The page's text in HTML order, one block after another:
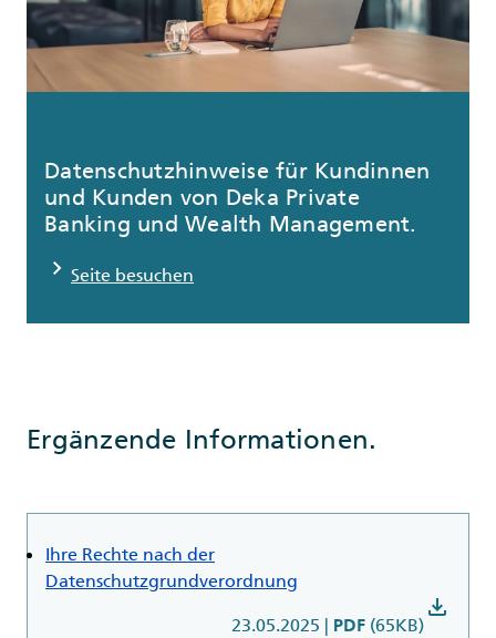
Datenschutzhinweise für Kundinnen
und Kunden von Deka Private
Banking und Wealth Management.
chevron_right Seite besuchen
Ergänzende Informationen.
Ihre Rechte nach der
Datenschutzgrundverordnung
23.05.2025 | PDF (65KB)
download